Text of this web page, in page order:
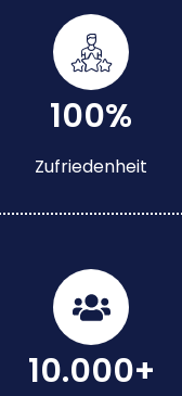
100%
Zufriedenheit
10.000+